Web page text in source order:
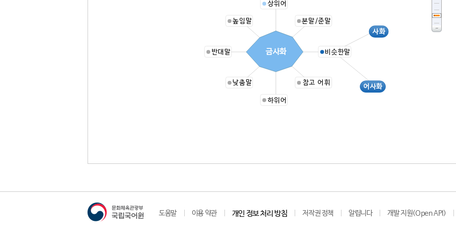
상위어
본말/준말
사화
어사화
비슷한말
참고 어휘
하위어
낮춤말
반대말
높임말
금사화
도움말 이용 약관 개인 정보 처리 방침 저작권 정책 알립니다 개발 지원(Open API)